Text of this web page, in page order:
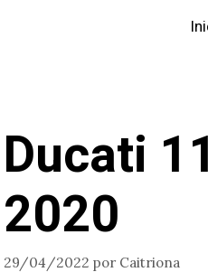
Ducati
2020
29/04/2022 por Caitriona